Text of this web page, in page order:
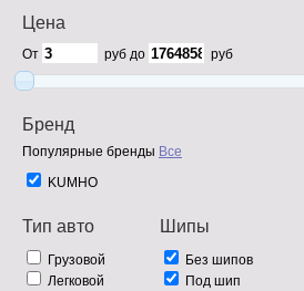
Цена
От руб до руб
Бренд
Популярные бренды Все
KUMHO
Тип авто
Грузовой
Легковой
Шипы
Без шипов
Под шип